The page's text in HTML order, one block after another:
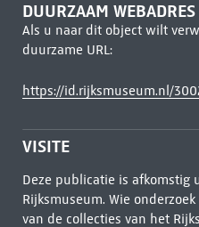
DUURZAAM WEBADRES
Als u naar dit object wilt
duurzame URL:
https://id.rijksmuseum.nl/
VISITE
Deze publicatie is afkomstig
Rijksmuseum. Wie
van de collecties van het